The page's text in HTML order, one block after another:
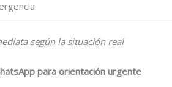
según la situación real
para orientación urgente